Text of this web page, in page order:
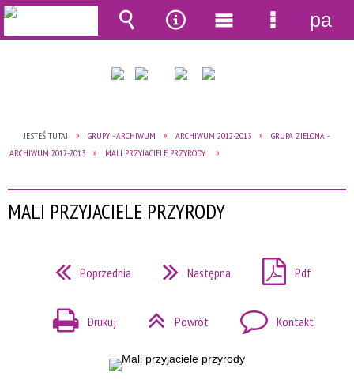
JESTEŚ TUTAJ GRUPY - ARCHIWUM ARCHIWUM 2012-2013
GRUPA ZIELONA -
ARCHIWUM 2012-2013
MALI PRZYJACIELE PRZYRODY
MALI PRZYJACIELE PRZYRODY
Poprzednia Następna Pdf
Drukuj Powrót Kontakt
Wyszukiwarka
Narzędzia
Menu
główne
Menu